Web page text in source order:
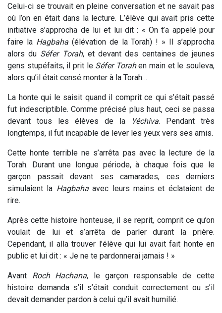
Celui-ci se trouvait en pleine conversation et ne savait pas
où l’on en était dans la lecture. L’élève qui avait pris cette
initiative s’approcha de lui et lui dit : « On t’a appelé pour
faire la Hagbaha(élévation de la Torah) ! » Il s’approcha
alors du Séfer Torah, et devant des centaines de jeunes
gens stupéfaits, il prit le Séfer Torahen main et le souleva,
alors qu’il était censé monter à la Torah…
La honte qui le saisit quand il comprit ce qui s’était passé
fut indescriptible. Comme précisé plus haut, ceci se passa
devant tous les élèves de la
Yéchiva. Pendant très
longtemps, il fut incapable de lever les yeux vers ses amis.
Cette honte terrible ne s’arrêta pas avec la lecture de la
Torah. Durant une longue période, à chaque fois que le
garçon passait devant ses camarades, ces derniers
simulaient la Hagbahaavec leurs mains et éclataient de
rire.
Après cette histoire honteuse, il se reprit, comprit ce qu’on
voulait de lui et s’arrêta de parler durant la prière.
Cependant, il alla trouver l’élève qui lui avait fait honte en
public et lui dit : « Je ne te pardonnerai jamais ! »
Avant Roch Hachana, le garçon responsable de cette
histoire demanda s’il s’était conduit correctement ou s’il
devait demander pardon à celui qu’il avait humilié.